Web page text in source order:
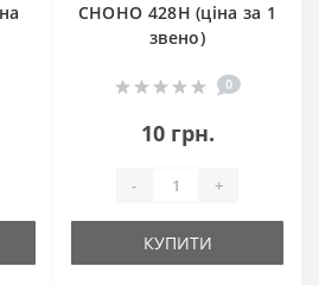
СHOHO 428H (ціна за 1
звено)
0
10 грн.
- +
КУПИТИ